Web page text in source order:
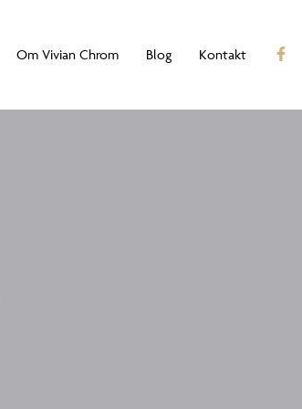
Om Vivian Chrom Blog Kontakt